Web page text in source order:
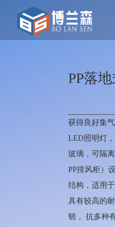
PP落
获得良好集
LED照明灯
玻璃，可隔
PP排风柜）
结构，适用
具有较高的
韧， 抗多种